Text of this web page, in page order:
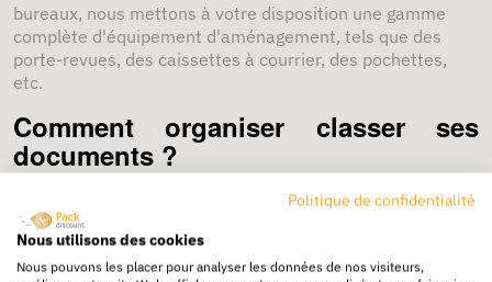
bureaux, nous mettons à votre disposition une gamme
complète d'équipement d'aménagement, tels que des
porte-revues, des caissettes à courrier, des pochettes,
etc.
Comment organiser classer ses
documents ?
Pour travailler dans de bonnes conditions, il faut un
bureau bien rangé. Le rangement passe par le tri et le
classement des différents documents : facture, papiers
administratifs ... Pour vous faciliter la tâche, nous vous
Politique de confidentialité
Nous utilisons des cookies
Nous pouvons les placer pour analyser les données de nos visiteurs,